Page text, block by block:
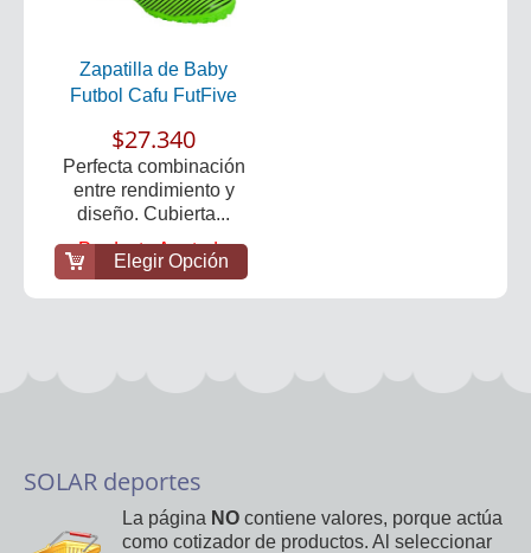
Zapatilla de Baby
Futbol Cafu FutFive
$27.340
Perfecta combinación
entre rendimiento y
diseño. Cubierta...
Producto Agotado
Elegir Opción
SOLAR deportes
La página NO contiene valores, porque actúa
como cotizador de productos. Al seleccionar